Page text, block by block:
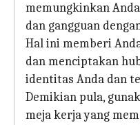
memungkinkan
dan gangguan
Hal ini memberi
dan menciptakan
identitas Anda dan
Demikian pula,
meja kerja yang